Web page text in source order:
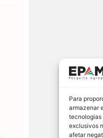
Para
armazenar
tecnologias
exclusivos
afetar